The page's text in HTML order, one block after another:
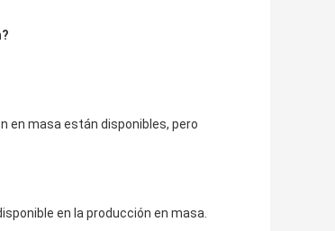
en masa están disponibles, pero
en la producción en masa.